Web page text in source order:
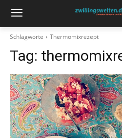
Schlagworte Thermomixrezept
Tag: